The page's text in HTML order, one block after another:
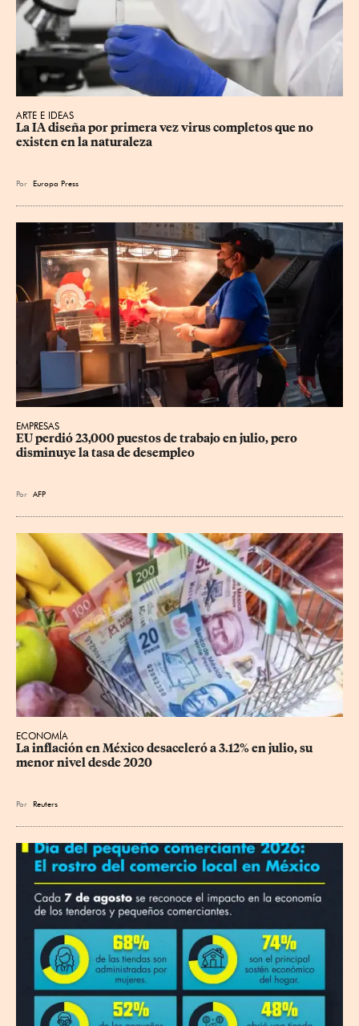
ARTE E IDEAS
La IA diseña por primera vez virus completos que no
existen en la naturaleza
Por Europa Press
EMPRESAS
EU perdió 23,000 puestos de trabajo en julio, pero
disminuye la tasa de desempleo
Por AFP
ECONOMÍA
La inflación en México desaceleró a 3.12% en julio, su
menor nivel desde 2020
Por Reuters